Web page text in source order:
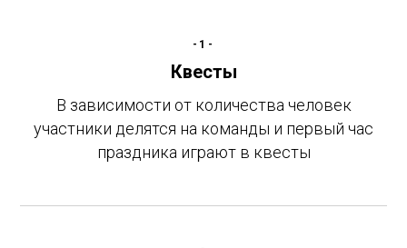
-1-
Квесты
В зависимости от количества человек
участники делятся на команды и первый час
праздника играют в квесты